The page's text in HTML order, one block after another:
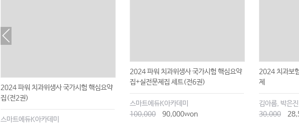
2024 파워 치과위생사 국가시험 핵심요약
집(전2권)
스마트에듀K아카데미
2024 파워 치과위생사 국가시험 핵심요약
집+실전문제집 세트(전6권)
스마트에듀K아카데미
100,000
90,000won
2024 치과보
제
김아름, 박은
30,000